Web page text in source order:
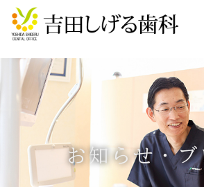
お知らせ・